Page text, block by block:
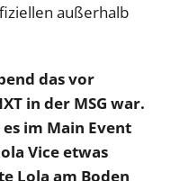
außerhalb
das vor
in der MSG war.
im Main Event
Vice etwas
Lola am Boden